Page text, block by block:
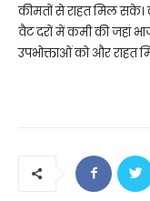
कीमतों से राहत मिल सके।
वैट दरों में कमी की जहां
उपभोक्ताओं को और राहत